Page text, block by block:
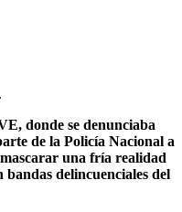
donde se denunciaba
de la Policía Nacional a
una fría realidad
bandas delincuenciales del